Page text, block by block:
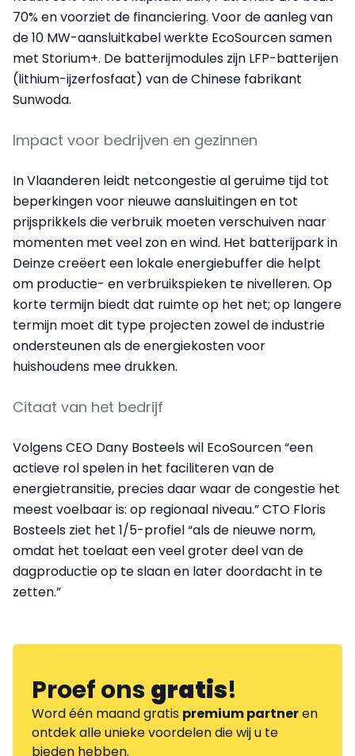
70% en voorziet de financiering. Voor de aanleg van
de 10 MW-aansluitkabel werkte EcoSourcen samen
met Storium+. De batterijmodules zijn LFP-batterijen
(lithium-ijzerfosfaat) van de Chinese fabrikant
Sunwoda.
Impact voor bedrijven en gezinnen
In Vlaanderen leidt netcongestie al geruime tijd tot
beperkingen voor nieuwe aansluitingen en tot
prijsprikkels die verbruik moeten verschuiven naar
momenten met veel zon en wind. Het batterijpark in
Deinze creëert een lokale energiebuffer die helpt
om productie- en verbruikspieken te nivelleren. Op
korte termijn biedt dat ruimte op het net; op langere
termijn moet dit type projecten zowel de industrie
ondersteunen als de energiekosten voor
huishoudens mee drukken.
Citaat van het bedrijf
Volgens CEO Dany Bosteels wil EcoSourcen “een
actieve rol spelen in het faciliteren van de
energietransitie, precies daar waar de congestie het
meest voelbaar is: op regionaal niveau.” CTO Floris
Bosteels ziet het 1/5-profiel “als de nieuwe norm,
omdat het toelaat een veel groter deel van de
dagproductie op te slaan en later doordacht in te
zetten.”
Proef onsgratis!
Word één maand gratis premium partneren
ontdek alle unieke voordelen die wij u te
bieden hebben.